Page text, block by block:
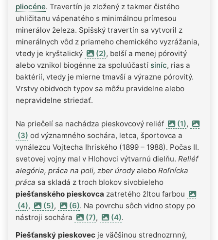
pliocéne. Travertín je zložený z takmer čistého
uhličitanu vápenatého s minimálnou prímesou
minerálov železa. Spišský travertín sa vytvoril z
minerálnych vôd z priameho chemického vyzrážania,
vtedy je kryštalický
(2), belší a menej pórovitý
alebo vznikol biogénne za spoluúčastí siníc, rias a
baktérií, vtedy je mierne tmavší a výrazne pórovitý.
Vrstvy obidvoch typov sa môžu pravidelne alebo
nepravidelne striedať.
Na priečelí sa nachádza pieskovcový reliéf (1),
(3) od významného sochára, letca, športovca a
vynálezcu Vojtecha Ihriského (1899 – 1988). Počas II.
svetovej vojny mal v Hlohovci výtvarnú dielňu. Reliéf
alegória, práca na poli, zber úrodyalebo Roľnícka
práca sa skladá z troch blokov sivobieleho
piešťanského pieskovca zatretého žltou farbou
(4), (5), (6). Na povrchu sôch vidno stopy po
nástroji sochára
(7), (4).
Piešťanský pieskovec je väčšinou strednozrnný,